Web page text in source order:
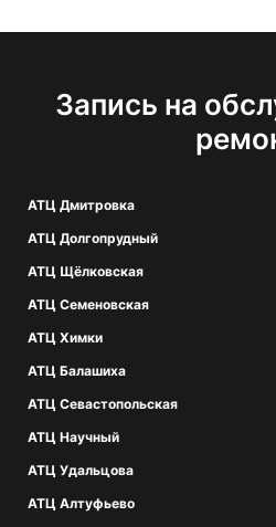
Запись на
АТЦ Дмитровка
АТЦ Долгопрудный
АТЦ Щёлковская
АТЦ Семеновская
АТЦ Химки
АТЦ Балашиха
АТЦ Севастопольская
АТЦ Научный
АТЦ Удальцова
АТЦ Алтуфьево